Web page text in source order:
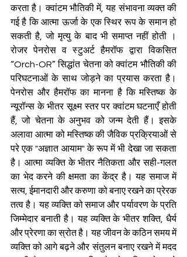
करता है। क्वांटम भौतिकी में, यह संभावना व्यक्त की
गई है कि आत्मा ऊर्जा के एक स्थिर रूप के समान हो
सकती है, जो मृत्यु के बाद भी समाप्त नहीं होती ।
रोजर पेनरोस व स्टुअर्ट हैमरॉफ द्वारा विकसित
“Orch-OR” सिद्धांत चेतना को क्वांटम भौतिकी की
परिघटनाओं के साथ जोड़ने का प्रयास करता है।
पेनरोस और हैमरॉफ का मानना है कि मस्तिष्क के
न्यूरॉन्स के भीतर सूक्ष्म स्तर पर क्वांटम घटनाएँ होती
हैं, जो चेतना के अनुभव को जन्म देती हैं। इसके
अलावा आत्मा को मस्तिष्क की जैविक प्रक्रियाओं से
परे एक "अज्ञात आयाम" के रूप में भी देखा जा सकता
है। आत्मा व्यक्ति के भीतर नैतिकता और सही-गलत
का भेद करने की क्षमता का केंद्र है। यह समाज में
सत्य, ईमानदारी और करुणा को बनाए रखने का प्रेरक
तत्व है। यह व्यक्ति को समाज और पर्यावरण के प्रति
जिम्मेदार बनाती है। यह व्यक्ति के भीतर शक्ति, धैर्य
और प्रेरणा का स्रोत है। यह जीवन के कठिन समय में
व्यक्ति को आगे बढ़ने और संतुलन बनाए रखने में मदद